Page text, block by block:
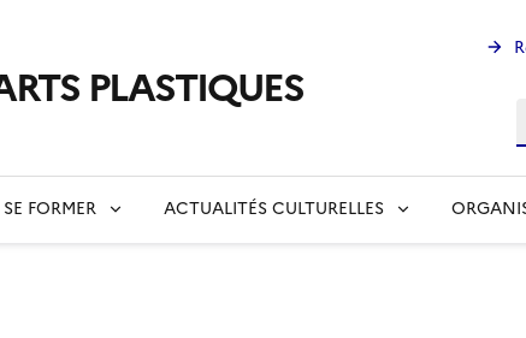
PLASTIQUES
SE FORMER ACTUALITÉS CULTURELLES